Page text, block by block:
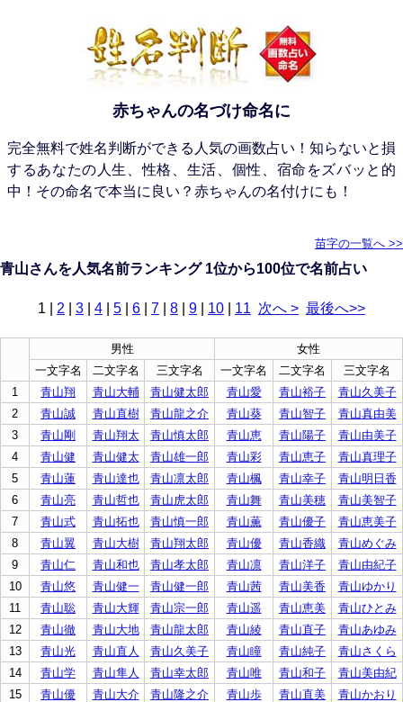
赤ちゃんの名づけ命名に
完全無料で姓名判断ができる人気の画数占い！知らないと損
するあなたの人生、性格、生活、個性、宿命をズバッと的
中！その命名で本当に良い？赤ちゃんの名付けにも！
苗字の一覧へ >>
青山さんを人気名前ランキング 1位から100位で名前占い
1 2 3 4 5 6 7 8 9 10 11 次へ > 最後へ>>
男性
女性
一文字名
二文字名 三文字名 一文字名 二文字名
三文字名
1
青山翔 青山大輔 青山健太郎 青山愛 青山裕子
青山久美子
2
青山誠 青山直樹 青山龍之介 青山葵 青山智子
青山真由美
3
青山剛 青山翔太 青山慎太郎 青山恵 青山陽子
青山由美子
4
青山健 青山健太 青山雄一郎 青山彩 青山恵子
青山真理子
5
青山蓮 青山達也 青山凛太郎 青山楓 青山幸子
青山明日香
6
青山亮 青山哲也 青山虎太郎 青山舞 青山美穂
青山美智子
7
青山式 青山拓也 青山慎一郎 青山薫 青山優子
青山恵美子
8
青山翼 青山大樹 青山翔太郎 青山優 青山香織
青山めぐみ
9
青山仁 青山和也 青山孝太郎 青山凛 青山洋子
青山由紀子
10
青山悠 青山健一 青山健一郎 青山茜 青山美香
青山ゆかり
11
青山聡 青山大輝 青山宗一郎 青山遥 青山恵美
青山ひとみ
12
青山徹 青山大地 青山龍太郎 青山綾 青山直子
青山あゆみ
13
青山光 青山直人 青山久美子 青山瞳 青山純子
青山さくら
14
青山学 青山隼人 青山幸太郎 青山唯 青山和子
青山美由紀
15
青山優 青山大介 青山隆之介 青山歩 青山直美
青山かおり